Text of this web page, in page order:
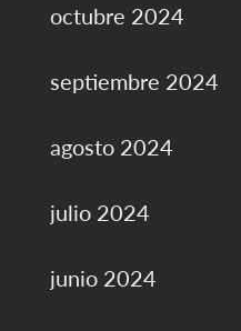
octubre 2024
septiembre 2024
agosto 2024
julio 2024
junio 2024